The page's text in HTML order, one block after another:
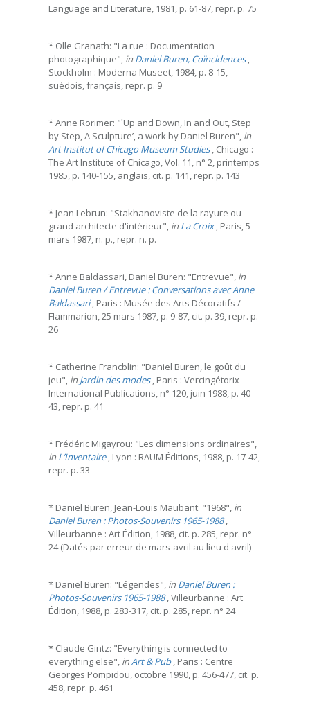
Language and Literature, 1981, p. 61-87, repr. p. 75
* Olle Granath: "La rue : Documentation
photographique", in Daniel Buren, Coïncidences,
Stockholm : Moderna Museet, 1984, p. 8-15,
suédois, français, repr. p. 9
* Anne Rorimer: "‛Up and Down, In and Out, Step
by Step, A Sculpture’, a work by Daniel Buren", in
Art Institut of Chicago Museum Studies, Chicago :
The Art Institute of Chicago, Vol. 11, n° 2, printemps
1985, p. 140-155, anglais, cit. p. 141, repr. p. 143
* Jean Lebrun: "Stakhanoviste de la rayure ou
grand architecte d'intérieur", in La Croix, Paris, 5
mars 1987, n. p., repr. n. p.
* Anne Baldassari, Daniel Buren: "Entrevue", in
Daniel Buren / Entrevue : Conversations avec Anne
Baldassari, Paris : Musée des Arts Décoratifs /
Flammarion, 25 mars 1987, p. 9-87, cit. p. 39, repr. p.
26
* Catherine Francblin: "Daniel Buren, le goût du
jeu", in Jardin des modes, Paris : Vercingétorix
International Publications, n° 120, juin 1988, p. 40-
43, repr. p. 41
* Frédéric Migayrou: "Les dimensions ordinaires",
in L’Inventaire, Lyon : RAUM Éditions, 1988, p. 17-42,
repr. p. 33
* Daniel Buren, Jean-Louis Maubant: "1968", in
Daniel Buren : Photos-Souvenirs 1965-1988,
Villeurbanne : Art Édition, 1988, cit. p. 285, repr. n°
24 (Datés par erreur de mars-avril au lieu d'avril)
* Daniel Buren: "Légendes", in Daniel Buren :
Photos-Souvenirs 1965-1988, Villeurbanne : Art
Édition, 1988, p. 283-317, cit. p. 285, repr. n° 24
* Claude Gintz: "Everything is connected to
everything else", inArt & Pub, Paris : Centre
Georges Pompidou, octobre 1990, p. 456-477, cit. p.
458, repr. p. 461